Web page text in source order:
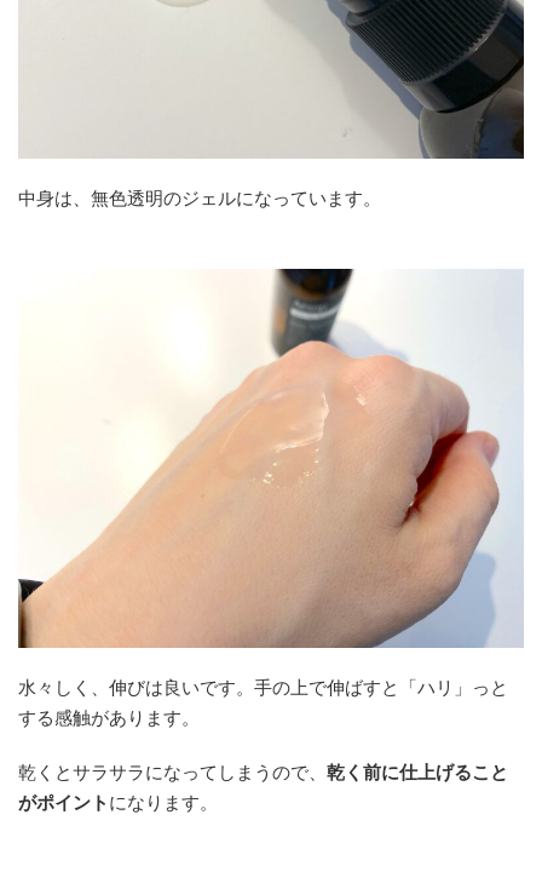
中身は、無色透明のジェルになっています。
水々しく、伸びは良いです。手の上で伸ばすと「ハリ」っと
する感触があります。
乾くとサラサラになってしまうので、 乾く前に仕上げること
がポイント になります。